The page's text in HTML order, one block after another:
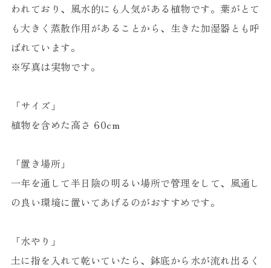
われており、風水的にも人気がある植物です。葉がとて
も大きく蒸散作用があることから、生きた加湿器とも呼
ばれています。
※写真は実物です。
「サイズ」
植物を含めた高さ 60cm
「置き場所」
一年を通して半日陰の明るい場所で管理をして、風通し
の良い環境に置いてあげるのがおすすめです。
「水やり」
土に指を入れて乾いていたら、鉢底から水が流れ出るく